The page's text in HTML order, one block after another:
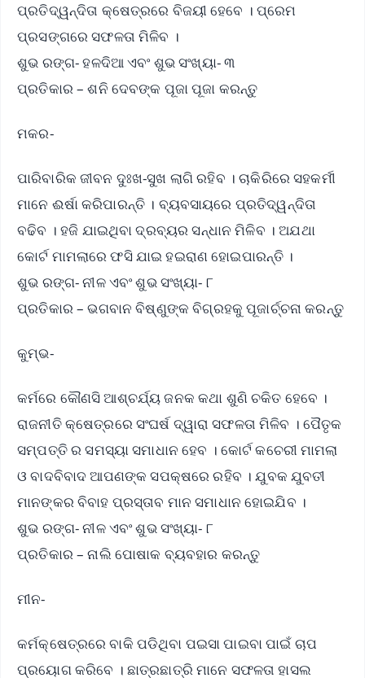
ପ୍ରତିଦ୍ୱନ୍ଦିତା କ୍ଷେତ୍ରରେ ବିଜୟୀ ହେବେ । ପ୍ରେମ
ପ୍ରସଙ୍ଗରେ ସଫଳତା ମିଳିବ ।
ଶୁଭ ରଙ୍ଗ- ହଳଦିଆ ଏବଂ ଶୁଭ ସଂଖ୍ୟା- ୩
ପ୍ରତିକାର – ଶନି ଦେବଙ୍କ ପୂଜା ପୂଜା କରନ୍ତୁ
ମକର-
ପାରିବାରିକ ଜୀବନ ଦୁଃଖ-ସୁଖ ଲାଗି ରହିବ । ଚାକିରିରେ ସହକର୍ମୀ
ମାନେ ଈର୍ଷା କରିପାରନ୍ତି । ବ୍ୟବସାୟରେ ପ୍ରତିଦ୍ୱନ୍ଦିତା
ବଢିବ । ହଜି ଯାଇଥିବା ଦ୍ରବ୍ୟର ସନ୍ଧାନ ମିଳିବ । ଅଯଥା
କୋର୍ଟ ମାମଲାରେ ଫସି ଯାଇ ହଇରାଣ ହୋଇପାରନ୍ତି ।
ଶୁଭ ରଙ୍ଗ- ନୀଳ ଏବଂ ଶୁଭ ସଂଖ୍ୟା- ୮
ପ୍ରତିକାର – ଭଗବାନ ବିଷ୍ଣୁଙ୍କ ବିଗ୍ରହକୁ ପୂଜାର୍ଚ୍ଚନା କରନ୍ତୁ
କୁମ୍ଭ-
କର୍ମରେ କୌଣସି ଆଶ୍ଚର୍ଯ୍ୟ ଜନକ କଥା ଶୁଣି ଚକିତ ହେବେ ।
ରାଜନୀତି କ୍ଷେତ୍ରରେ ସଂଘର୍ଷ ଦ୍ୱାରା ସଫଳତା ମିଳିବ । ପୈତୃକ
ସମ୍ପତ୍ତି ର ସମସ୍ୟା ସମାଧାନ ହେବ । କୋର୍ଟ କଚେରୀ ମାମଲା
ଓ ବାଦବିବାଦ ଆପଣଙ୍କ ସପକ୍ଷରେ ରହିବ । ଯୁବକ ଯୁବତୀ
ମାନଙ୍କର ବିବାହ ପ୍ରସ୍ତାବ ମାନ ସମାଧାନ ହୋଇଯିବ ।
ଶୁଭ ରଙ୍ଗ- ନୀଳ ଏବଂ ଶୁଭ ସଂଖ୍ୟା- ୮
ପ୍ରତିକାର – ନାଲି ପୋଷାକ ବ୍ୟବହାର କରନ୍ତୁ
ମୀନ-
କର୍ମକ୍ଷେତ୍ରରେ ବାକି ପଡିଥିବା ପଇସା ପାଇବା ପାଇଁ ଚାପ
ପ୍ରୟୋଗ କରିବେ । ଛାତ୍ରଛାତ୍ରି ମାନେ ସଫଳତା ହାସଲ